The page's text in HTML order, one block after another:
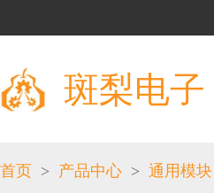
斑梨电子
首页 > 产品中心 > 通用模块